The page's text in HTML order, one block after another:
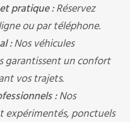
pratique :Réservez
ou par téléphone.
:Nos véhicules
garantissent un confort
vos trajets.
:Nos
expérimentés, ponctuels